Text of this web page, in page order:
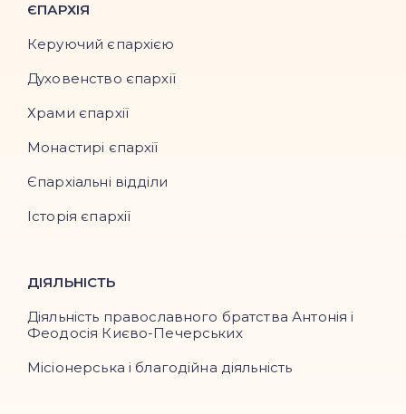
ЄПАРХІЯ
Керуючий єпархією
Духовенство єпархії
Храми єпархії
Монастирі єпархії
Єпархіальні відділи
Історія єпархії
ДІЯЛЬНІСТЬ
Діяльність православного братства Антонія і
Феодосія Києво-Печерських
Місіонерська і благодійна діяльність